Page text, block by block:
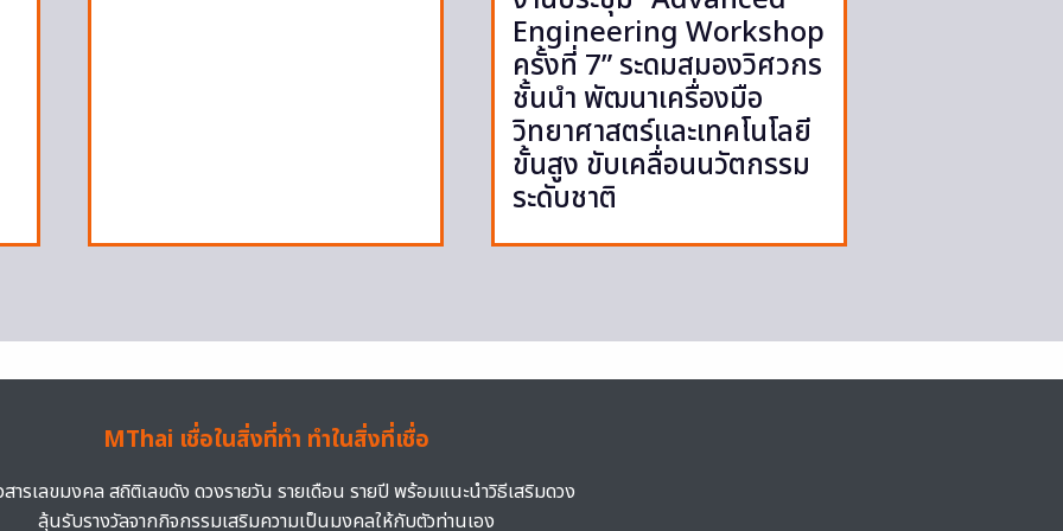
Engineering Workshop
ครั้งที่ 7” ระดมสมองวิศวกร
ชั้นนำ พัฒนาเครื่องมือ
วิทยาศาสตร์และเทคโนโลยี
ขั้นสูง ขับเคลื่อนนวัตกรรม
ระดับชาติ
MThai เชื่อในสิ่งที่ทำ ทำในสิ่งที่เชื่อ
สารเลขมงคล สถิติเลขดัง ดวงรายวัน รายเดือน รายปี พร้อมแนะนำวิธีเสริมดวง
ลุ้นรับรางวัลจากกิจกรรมเสริมความเป็นมงคลให้กับตัวท่านเอง